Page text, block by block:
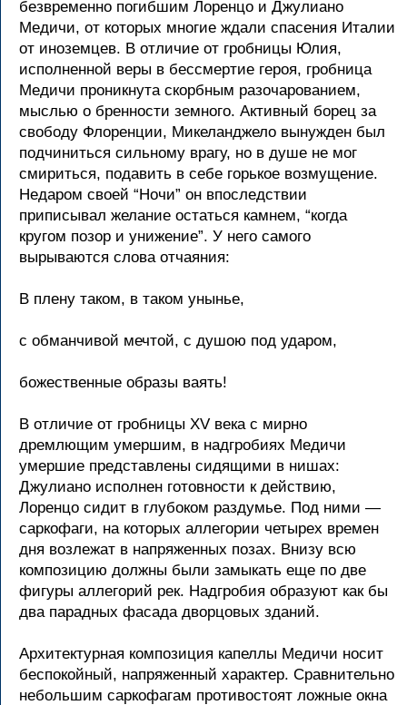
безвременно погибшим Лоренцо и Джулиано
Медичи, от которых многие ждали спасения Италии
от иноземцев. В отличие от гробницы Юлия,
исполненной веры в бессмертие героя, гробница
Медичи проникнута скорбным разочарованием,
мыслью о бренности земного. Активный борец за
свободу Флоренции, Микеланджело вынужден был
подчиниться сильному врагу, но в душе не мог
смириться, подавить в себе горькое возмущение.
Недаром своей “Ночи” он впоследствии
приписывал желание остаться камнем, “когда
кругом позор и унижение”. У него самого
вырываются слова отчаяния:
В плену таком, в таком унынье,
с обманчивой мечтой, с душою под ударом,
божественные образы ваять!
В отличие от гробницы XV века с мирно
дремлющим умершим, в надгробиях Медичи
умершие представлены сидящими в нишах:
Джулиано исполнен готовности к действию,
Лоренцо сидит в глубоком раздумье. Под ними —
саркофаги, на которых аллегории четырех времен
дня возлежат в напряженных позах. Внизу всю
композицию должны были замыкать еще по две
фигуры аллегорий рек. Надгробия образуют как бы
два парадных фасада дворцовых зданий.
Архитектурная композиция капеллы Медичи носит
беспокойный, напряженный характер. Сравнительно
небольшим саркофагам противостоят ложные окна